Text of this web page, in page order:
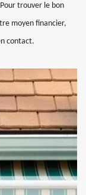
trouver le bon
moyen financier,
contact.